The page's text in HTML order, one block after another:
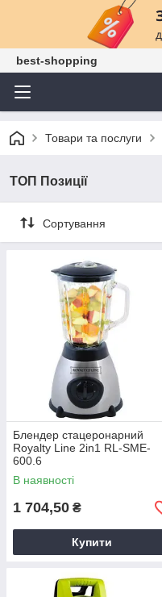
best-shopping
Товари та послуги
ТОП Позиції
Сортування
Блендер стацеронарний
Royalty Line 2in1 RL-SME-
600.6
В наявності
1 704,50 ₴
Купити